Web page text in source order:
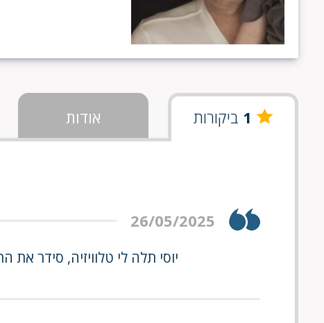
1 ביקורות אודות
26/05/2025
יוסי תלה לי טלוויזיה, סידר